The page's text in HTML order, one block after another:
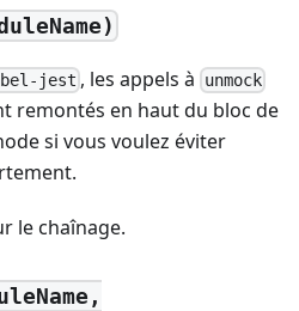
jest , les appels à unmock
remontés en haut du bloc de
si vous voulez éviter
le chaînage.